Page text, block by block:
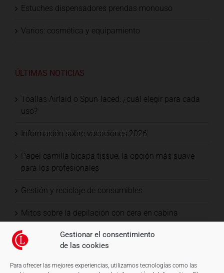
Gestionar el consentimiento
de las cookies
Para ofrecer las mejores experiencias, utilizamos tecnologías como las
Estuches dispensadores prendas monouso
Varios: cosmética y equipamiento
ÚLTIMAS NOTICIAS
Toallas Airlaid o Spun-laced: ¿cuál elegir para cada
uso?
Información sobre vacaciones 2026
Papel camilla bicapa tissue: la opción más suave
para los profesionales
Gestión y reciclaje de consumibles
Mitos sobre la depilación con cera en cabina